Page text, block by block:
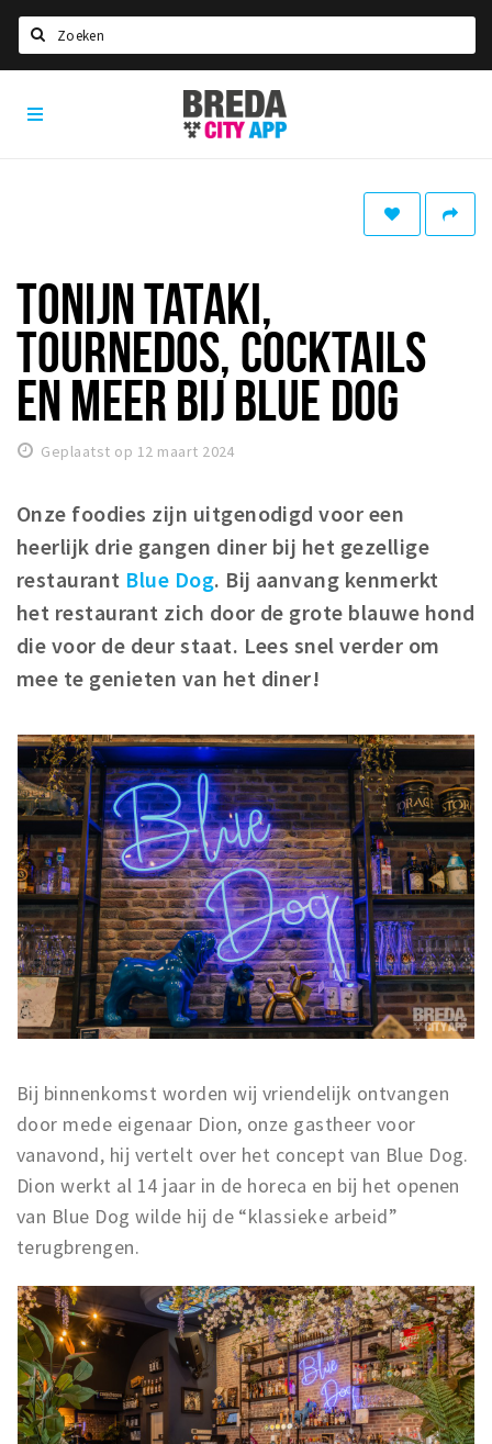
Home
Eten
Drinken
Slapen
Winkelgebieden
Parkeren
Bezienswaardigheden
Musea, theaters & podia
Uitjes & activiteiten
Natuurgebieden
Baroniepoorten
Sport
Privacy
Inloggen
Breda
City
App
TONIJN TATAKI,
TOURNEDOS, COCKTAILS
EN MEER BIJ BLUE DOG
Geplaatst op 12 maart 2024
Onze foodies zijn uitgenodigd voor een
heerlijk drie gangen diner bij het gezellige
restaurant Blue Dog. Bij aanvang kenmerkt
het restaurant zich door de grote blauwe hond
die voor de deur staat. Lees snel verder om
mee te genieten van het diner!
Bij binnenkomst worden wij vriendelijk ontvangen
door mede eigenaar Dion, onze gastheer voor
vanavond, hij vertelt over het concept van Blue Dog.
Dion werkt al 14 jaar in de horeca en bij het openen
van Blue Dog wilde hij de “klassieke arbeid”
terugbrengen.